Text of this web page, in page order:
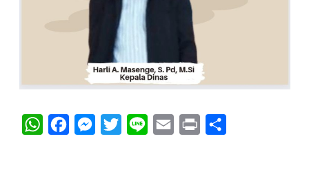
WhatsAppFacebookMessenger
Twitter Line Email Print